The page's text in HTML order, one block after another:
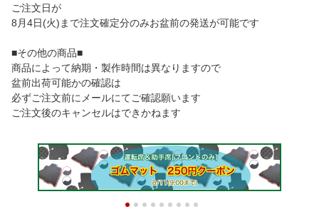
ご注文日が
8月4日(火)まで注文確定分のみお盆前の発送が可能です
■その他の商品■
商品によって納期・製作時間は異なりますので
盆前出荷可能かの確認は
必ずご注文前にメールにてご確認願います
ご注文後のキャンセルはできかねます